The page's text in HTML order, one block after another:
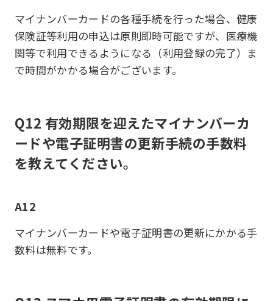
マイナンバーカードの各種手続を行った場合、健康
保険証等利用の申込は原則即時可能ですが、医療機
関等で利用できるようになる（利用登録の完了）ま
で時間がかかる場合がございます。
Q12 有効期限を迎えたマイナンバーカ
ードや電子証明書の更新手続の手数料
を教えてください。
A12
マイナンバーカードや電子証明書の更新にかかる手
数料は無料です。